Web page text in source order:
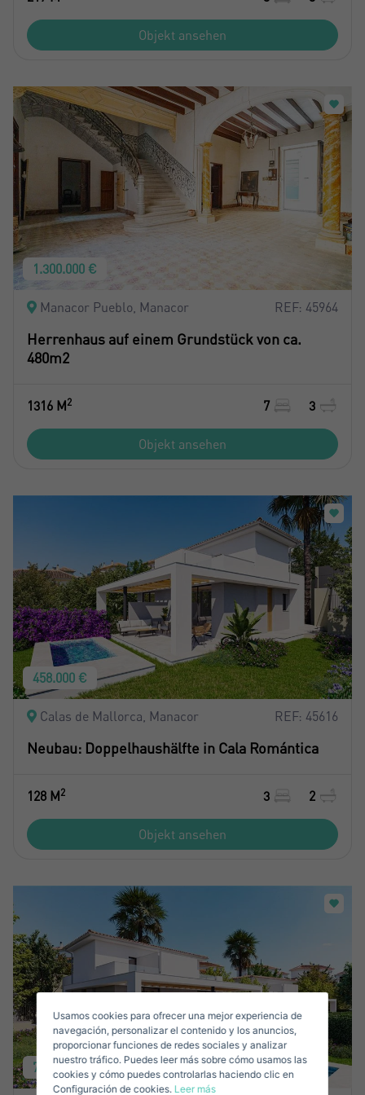
Objekt ansehen
1.300.000 €
Manacor Pueblo, Manacor REF: 45964
Herrenhaus auf einem Grundstück von ca.
480m2
1316 M2 7 3
Objekt ansehen
458.000 €
Calas de Mallorca, Manacor REF: 45616
Neubau: Doppelhaushälfte in Cala Romántica
128 M2 3 2
Objekt ansehen
785.000 €
Mich Anmelden
Crear una cuenta
Nachname*
Email*
Verkaufen Sie Ihre Immobilie
United
States
+1
Usamos cookies para ofrecer una mejor experiencia de
navegación, personalizar el contenido y los anuncios,
proporcionar funciones de redes sociales y analizar
nuestro tráfico. Puedes leer más sobre cómo usamos las
cookies y cómo puedes controlarlas haciendo clic en
Configuración de cookies. Leer más